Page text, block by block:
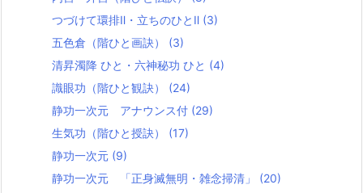
つづけて環排Ⅱ・立ちのひとⅡ (3)
五色倉（階ひと画訣） (3)
清昇濁降 ひと・六神秘功 ひと (4)
識眼功（階ひと観訣） (24)
静功一次元 アナウンス付 (29)
生気功（階ひと授訣） (17)
静功一次元 (9)
静功一次元 「正身滅無明・雑念掃清」 (20)